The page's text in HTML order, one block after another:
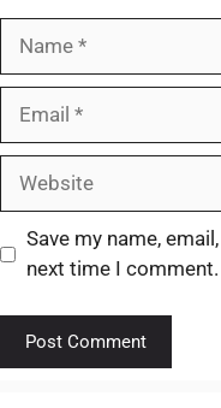
Save my name,
next time I comment.